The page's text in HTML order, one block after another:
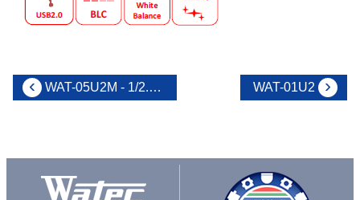
WAT-05U2M - 1/2.8 camera portative USB2.0 Full HD WAT-01U2